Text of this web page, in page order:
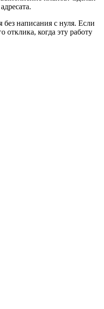
написания с нуля. Если
когда эту работу